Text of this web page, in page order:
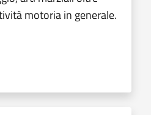
motoria in generale.